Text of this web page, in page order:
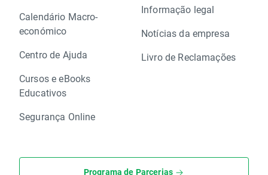
Calendário Macro-
económico
Centro de Ajuda
Cursos e eBooks
Educativos
Segurança Online
Informação legal
Notícias da empresa
Livro de Reclamações
Programa de Parcerias